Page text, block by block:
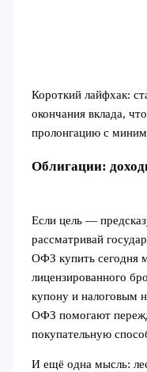
Короткий лайфхак:
окончания вклада,
пролонгацию с
Облигации:
Если цель —
рассматривай
ОФЗ купить сегодня
лицензированного
купону и налоговым
ОФЗ помогают
покупательную
И ещё одна мысль: